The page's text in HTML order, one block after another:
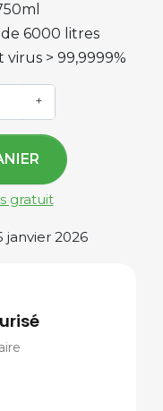
6000 litres
> 99,9999%
+
gratuit
janvier 2026